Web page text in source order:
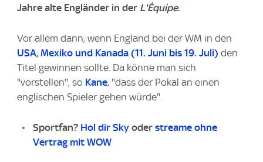
Jahre alte Engländer in der L'Équipe.
Vor allem dann, wenn England bei der WM in den
USA, Mexiko und Kanada (11. Juni bis 19. Juli) den
Titel gewinnen sollte. Da könne man sich
"vorstellen", so Kane, "dass der Pokal an einen
englischen Spieler gehen würde".
Sportfan? Hol dir Sky oder streame ohne
Vertrag mit WOW